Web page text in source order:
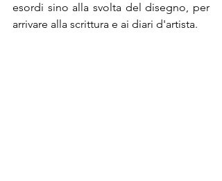
esordi sino alla svolta del disegno, per
arrivare alla scrittura e ai diari d'artista.